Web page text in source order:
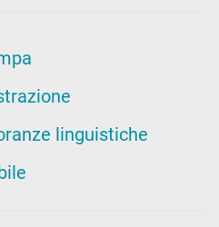
linguistiche